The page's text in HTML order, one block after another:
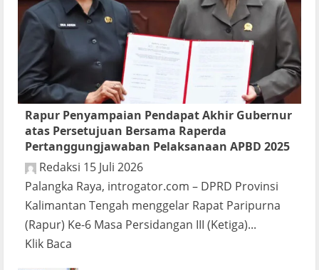
Rapur Penyampaian Pendapat Akhir Gubernur
atas Persetujuan Bersama Raperda
Pertanggungjawaban Pelaksanaan APBD 2025
Redaksi 15 Juli 2026
Palangka Raya, introgator.com – DPRD Provinsi
Kalimantan Tengah menggelar Rapat Paripurna
(Rapur) Ke-6 Masa Persidangan III (Ketiga)...
Klik Baca